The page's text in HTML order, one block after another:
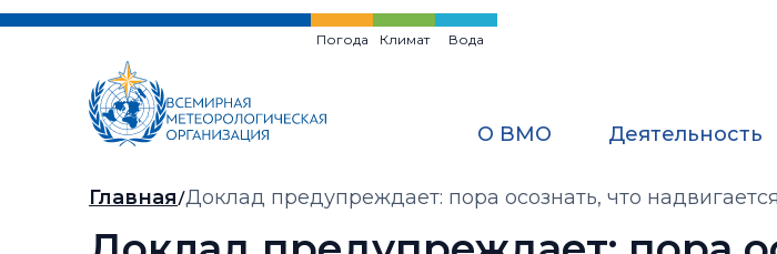
Перейти
содержанию
Погода Климат Вода
О ВМО Деятельность
Хлебная
Главная Доклад предупреждает: пора осознать, что